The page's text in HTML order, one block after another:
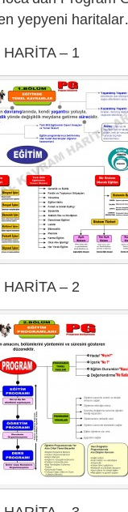
yepyeni
HARİTA – 1
HARİTA – 2